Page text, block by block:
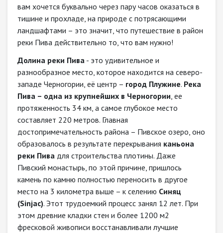
вам хочется буквально через пару часов оказаться в
тишине и прохладе, на природе с потрясающими
ландшафтами – это значит, что путешествие в район
реки Пива действительно то, что вам нужно!
Долина реки Пива - это удивительное и
разнообразное место, которое находится на северо-
западе Черногории, её центр – город Плужине. Река
Пива – одна из крупнейших в Черногории, ее
протяженность 34 км, а самое глубокое место
составляет 220 метров. Главная
достопримечательность района – Пивское озеро, оно
образовалось в результате перекрывания каньона
реки Пива для строительства плотины. Даже
Пивский монастырь, по этой причине, пришлось
камень по камню полностью переносить в другое
место на 3 километра выше – к селению Синяц
(Sinjac). Этот трудоемкий процесс занял 12 лет. При
этом древние кладки стен и более 1200 м2
фресковой живопиcи восстанавливали лучшие